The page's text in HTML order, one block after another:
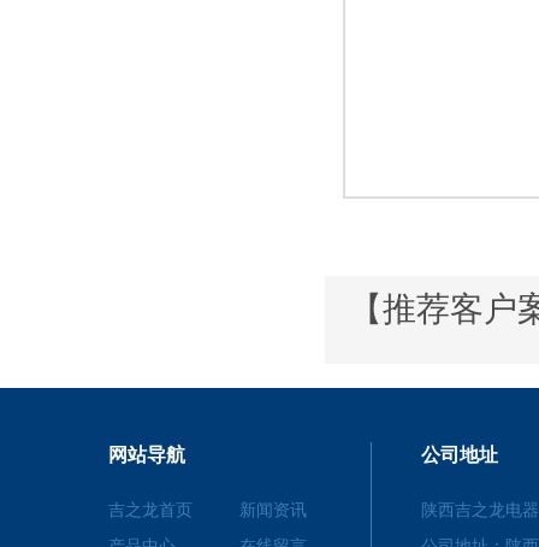
【推荐客户
网站导航
吉之龙首页
新闻资讯
公司地址
陕西吉之龙电